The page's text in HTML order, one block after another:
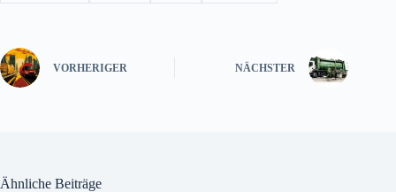
VORHERIGER NÄCHSTER
Ähnliche Beiträge